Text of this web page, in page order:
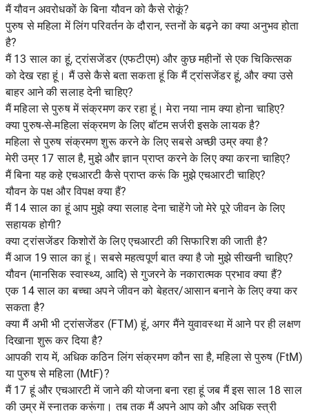
मैं यौवन अवरोधकों के बिना यौवन को कैसे रोकूं?
पुरुष से महिला में लिंग परिवर्तन के दौरान, स्तनों के बढ़ने का क्या अनुभव होता
है?
मैं 13 साल का हूं, ट्रांसजेंडर (एफटीएम) और कुछ महीनों से एक चिकित्सक
को देख रहा हूं। मैं उसे कैसे बता सकता हूं कि मैं ट्रांसजेंडर हूं, और क्या उसे
बाहर आने की सलाह देनी चाहिए?
मैं महिला से पुरुष में संक्रमण कर रहा हूं। मेरा नया नाम क्या होना चाहिए?
क्या पुरुष-से-महिला संक्रमण के लिए बॉटम सर्जरी इसके लायक है?
महिला से पुरुष संक्रमण शुरू करने के लिए सबसे अच्छी उम्र क्या है?
मेरी उम्र 17 साल है, मुझे और ज्ञान प्राप्त करने के लिए क्या करना चाहिए?
मैं बिना यह कहे एचआरटी कैसे प्राप्त करूं कि मुझे एचआरटी चाहिए?
यौवन के पक्ष और विपक्ष क्या हैं?
मैं 14 साल का हूं आप मुझे क्या सलाह देना चाहेंगे जो मेरे पूरे जीवन के लिए
सहायक होगी?
क्या ट्रांसजेंडर किशोरों के लिए एचआरटी की सिफारिश की जाती है?
मैं आज 19 साल का हूं। सबसे महत्वपूर्ण बात क्या है जो मुझे सीखनी चाहिए?
यौवन (मानसिक स्वास्थ्य, आदि) से गुजरने के नकारात्मक प्रभाव क्या हैं?
एक 14 साल का बच्चा अपने जीवन को बेहतर/आसान बनाने के लिए क्या कर
सकता है?
क्या मैं अभी भी ट्रांसजेंडर (FTM) हूं, अगर मैंने युवावस्था में आने पर ही लक्षण
दिखाना शुरू कर दिया है?
आपकी राय में, अधिक कठिन लिंग संक्रमण कौन सा है, महिला से पुरुष (FtM)
या पुरुष से महिला (MtF)?
मैं 17 हूं और एचआरटी में जाने की योजना बना रहा हूं जब मैं इस साल 18 साल
की उम्र में स्नातक करूंगा। तब तक मैं अपने आप को और अधिक स्त्री